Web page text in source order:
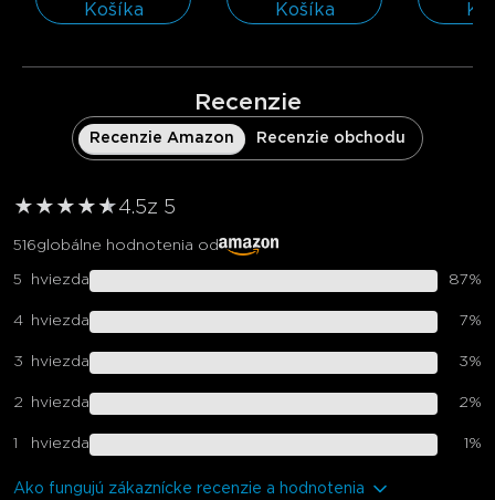
Košíka
Košíka
Recenzie
Recenzie Amazon Recenzie obchodu
★ ★ ★ ★ ★
★4.5z 5
516globálne hodnotenia od
5 hviezda 87%
4 hviezda 7%
3 hviezda 3%
2 hviezda 2%
1 hviezda 1 %
Ako fungujú zákaznícke recenzie a hodnotenia